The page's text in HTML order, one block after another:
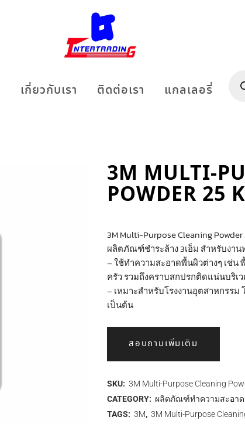
เกี่ยวกับเรา ติดต่อเรา แกลเลอรี่
3M MULTI-
POWDER 25
3M Multi-Purpose Cleaning Powder
ผลิตภัณฑ์ชำระล้าง 3เอ็ม สำหรับงา
– ใช้ทำความสะอาดพื้นผิวต่างๆ เช่
ครัว รวมถึงคราบสกปรกติดแน่นบริเ
– เหมาะสำหรับโรงงานอุตสาหกรร
เป็นต้น
สอบถามเพิ่มเติม
SKU: 3M Multi-Purpose Cleaning
CATEGORY: ผลิตภัณฑ์ทำความสะอา
TAGS: 3M, 3M Multi-Purpose